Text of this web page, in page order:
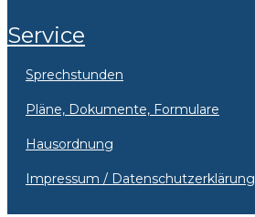
Service
Sprechstunden
Pläne, Dokumente, Formulare
Hausordnung
Impressum / Datenschutzerklärung